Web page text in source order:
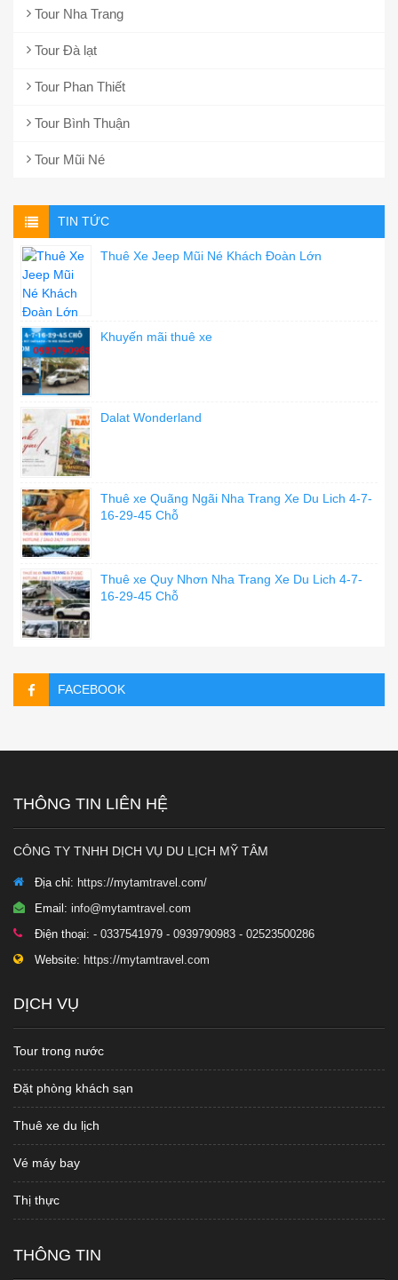
Tour Nha Trang
Tour Đà lạt
Tour Phan Thiết
Tour Bình Thuận
Tour Mũi Né
TIN TỨC
Thuê Xe Jeep Mũi Né Khách Đoàn Lớn
Khuyến mãi thuê xe
Dalat Wonderland
Thuê xe Quãng Ngãi Nha Trang Xe Du Lich 4-7-
16-29-45 Chỗ
Thuê xe Quy Nhơn Nha Trang Xe Du Lich 4-7-
16-29-45 Chỗ
FACEBOOK
THÔNG TIN LIÊN HỆ
CÔNG TY TNHH DỊCH VỤ DU LỊCH MỸ TÂM
Địa chỉ: https://mytamtravel.com/
Email: info@mytamtravel.com
Điện thoại: - 0337541979 - 0939790983 - 02523500286
Website: https://mytamtravel.com
DỊCH VỤ
Tour trong nước
Đặt phòng khách sạn
Thuê xe du lịch
Vé máy bay
Thị thực
THÔNG TIN